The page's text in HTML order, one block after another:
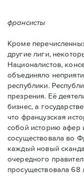
франсисты
Кроме
другие лиги,
Националистов,
объединяло
республики.
презрения. Её
бизнес, а
что французская
собой историю афер
сосуществовала во
каждый новый
очередного
просуществовала 68